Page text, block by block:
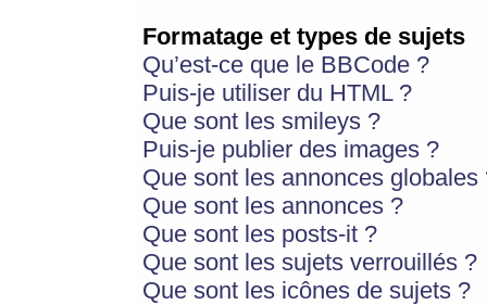
Formatage et types de sujets
Qu’est-ce que le BBCode ?
Puis-je utiliser du HTML ?
Que sont les smileys ?
Puis-je publier des images ?
Que sont les annonces globales
Que sont les annonces ?
Que sont les posts-it ?
Que sont les sujets verrouillés ?
Que sont les icônes de sujets ?